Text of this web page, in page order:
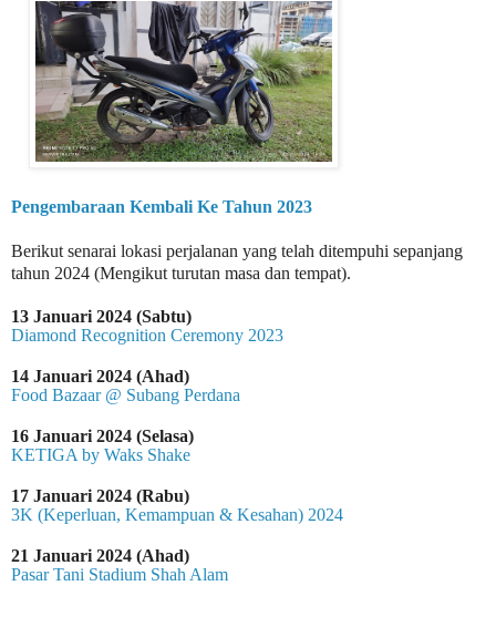
Pengembaraan Kembali Ke Tahun 2023
Berikut senarai lokasi perjalanan yang telah ditempuhi sepanjang
tahun 2024 (Mengikut turutan masa dan tempat).
13 Januari 2024 (Sabtu)
Diamond Recognition Ceremony 2023
14 Januari 2024 (Ahad)
Food Bazaar @ Subang Perdana
16 Januari 2024 (Selasa)
KETIGA by Waks Shake
17 Januari 2024 (Rabu)
3K (Keperluan, Kemampuan & Kesahan) 2024
21 Januari 2024 (Ahad)
Pasar Tani Stadium Shah Alam